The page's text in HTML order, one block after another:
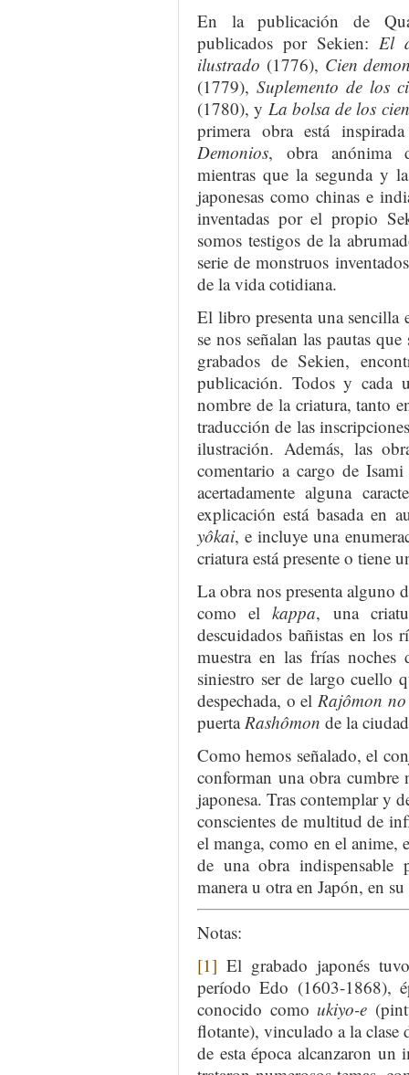
En la publicación de
publicados por Sekien: El
ilustrado (1776), Cien
(1779),Suplemento de los
(1780), y La bolsa de los
primera obra está
Demonios, obra anónima
mientras que la segunda y
japonesas como chinas e
inventadas por el propio
somos testigos de la
serie de monstruos
de la vida cotidiana.
El libro presenta una sencilla
se nos señalan las pautas
grabados de Sekien,
publicación. Todos y cada
nombre de la criatura, tanto
traducción de las
ilustración. Además, las
comentario a cargo de
acertadamente alguna
explicación está basada en
yôkai, e incluye una
criatura está presente o tiene
La obra nos presenta alguno
como elkappa, una
descuidados bañistas en los
muestra en las frías
siniestro ser de largo cuello
despechada, o el Rajômon
puertaRashômon de la
Como hemos señalado, el
conforman una obra
japonesa. Tras contemplar y
conscientes de multitud de
el manga, como en el anime,
de una obra indispensable
manera u otra en Japón, en
Notas:
[1] El grabado japonés
período Edo (1603-1868),
conocido como ukiyo-e
flotante), vinculado a la clase
de esta época alcanzaron